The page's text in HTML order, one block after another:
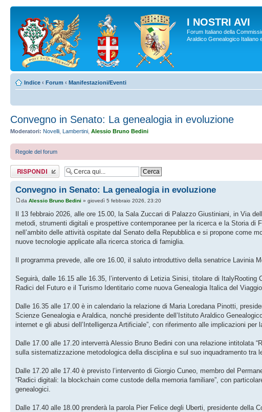
I NOSTRI AVI
Forum Italiano della
Araldico Genealogico Italiano
Indice ‹ Forum ‹ Manifestazioni/Eventi
Convegno in Senato: La genealogia in evoluzione
Moderatori: Novelli Lambertini Alessio Bruno Bedini
Regole del forum
Rispondi al
messaggio
Convegno in Senato: La genealogia in evoluzione
da Alessio Bruno Bedini » giovedì 5 febbraio 2026, 23:20
Il 13 febbraio 2026, alle ore 15.00, la Sala Zuccari di Palazzo Giustiniani, in Via
metodi, strumenti digitali e prospettive contemporanee per la ricerca e la Storia di
nell’ambito delle attività ospitate dal Senato della Repubblica e si propone come
nuove tecnologie applicate alla ricerca storica di famiglia.
Il programma prevede, alle ore 16.00, il saluto introduttivo della senatrice Lavinia
Seguirà, dalle 16.15 alle 16.35, l’intervento di Letizia Sinisi, titolare di
Radici del Futuro e il Turismo Identitario come nuova Genealogia Italica del
Dalle 16.35 alle 17.00 è in calendario la relazione di Maria Loredana Pinotti,
Scienze Genealogia e Araldica, nonché presidente dell’Istituto Araldico
internet e gli abusi dell’Intelligenza Artificiale”, con riferimento alle implicazioni per
Dalle 17.00 alle 17.20 interverrà Alessio Bruno Bedini con una relazione intitolata
sulla sistematizzazione metodologica della disciplina e sul suo inquadramento tra
Dalle 17.20 alle 17.40 è previsto l’intervento di Giorgio Cuneo, membro del
“Radici digitali: la blockchain come custode della memoria familiare”, con
genealogici.
Dalle 17.40 alle 18.00 prenderà la parola Pier Felice degli Uberti, presidente della